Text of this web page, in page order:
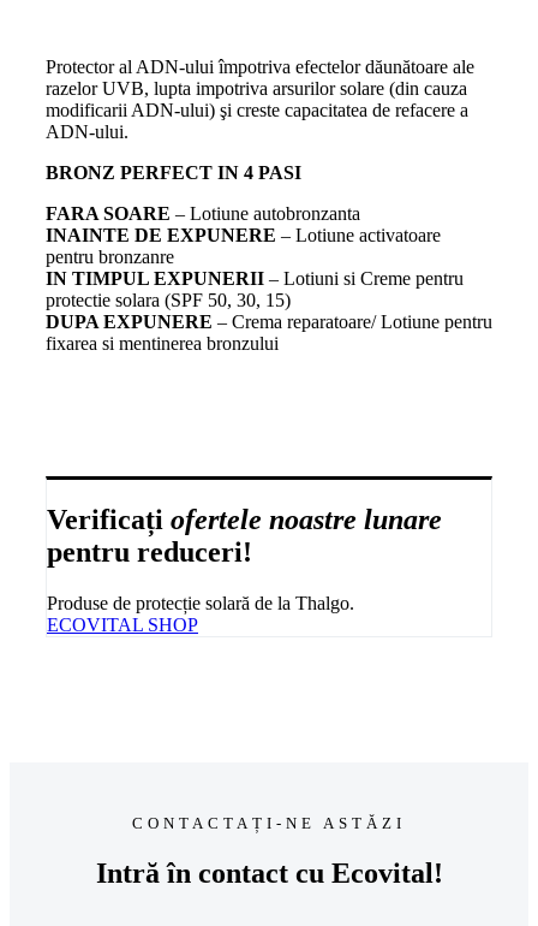
Protector al ADN-ului împotriva efectelor dăunătoare ale
razelor UVB, lupta impotriva arsurilor solare (din cauza
modificarii ADN-ului) şi creste capacitatea de refacere a
ADN-ului.
BRONZ PERFECT IN 4 PASI
FARA SOARE – Lotiune autobronzanta
INAINTE DE EXPUNERE – Lotiune activatoare
pentru bronzanre
IN TIMPUL EXPUNERII – Lotiuni si Creme pentru
protectie solara (SPF 50, 30, 15)
DUPA EXPUNERE – Crema reparatoare/ Lotiune pentru
fixarea si mentinerea bronzului
Verificați ofertele noastre lunare
pentru reduceri!
Produse de protecție solară de la Thalgo.
ECOVITAL SHOP
CONTACTAȚI-NE ASTĂZI
Intră în contact cu Ecovital!